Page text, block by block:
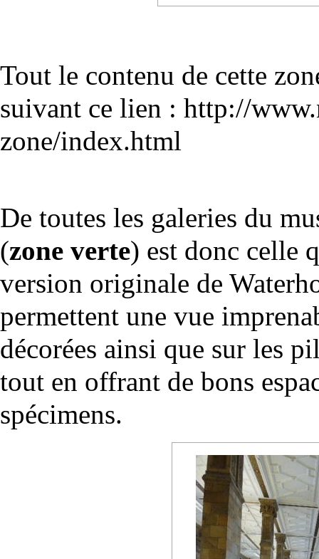
Tout le contenu de cette
suivant ce lien : http://
zone/index.html
De toutes les galeries du
(zone verte) est donc celle
version originale de
permettent une vue
décorées ainsi que sur les
tout en offrant de bons
spécimens.